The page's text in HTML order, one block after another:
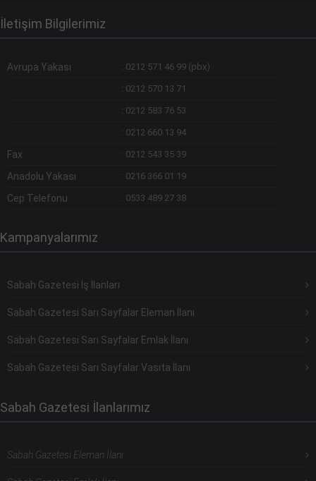
İletişim Bilgilerimiz
Avrupa Yakası : 0212 571 46 99 (pbx)
: 0212 570 13 71
: 0212 583 76 53
: 0212 660 13 94
Fax : 0212 543 35 39
Anadolu Yakası : 0216 366 01 19
Cep Telefonu : 0533 489 27 38
Kampanyalarımız
Sabah Gazetesi İş İlanları
Sabah Gazetesi Sarı Sayfalar Eleman İlanı
Sabah Gazetesi Sarı Sayfalar Emlak İlanı
Sabah Gazetesi Sarı Sayfalar Vasıta İlanı
Sabah Gazetesi İlanlarımız
Sabah Gazetesi Eleman İlanı
Devamını Gör